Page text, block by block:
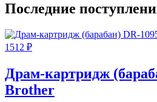
Последние
1512 ₽
Драм-картридж
Brother